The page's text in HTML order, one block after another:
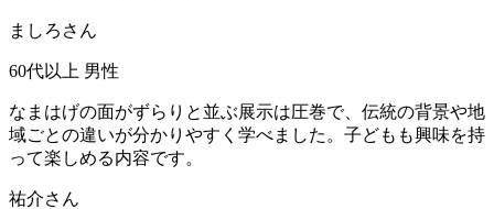
ましろさん
60代以上 男性
なまはげの面がずらりと並ぶ展示は圧巻で、伝統の背景や地
域ごとの違いが分かりやすく学べました。子どもも興味を持
って楽しめる内容です。
祐介さん